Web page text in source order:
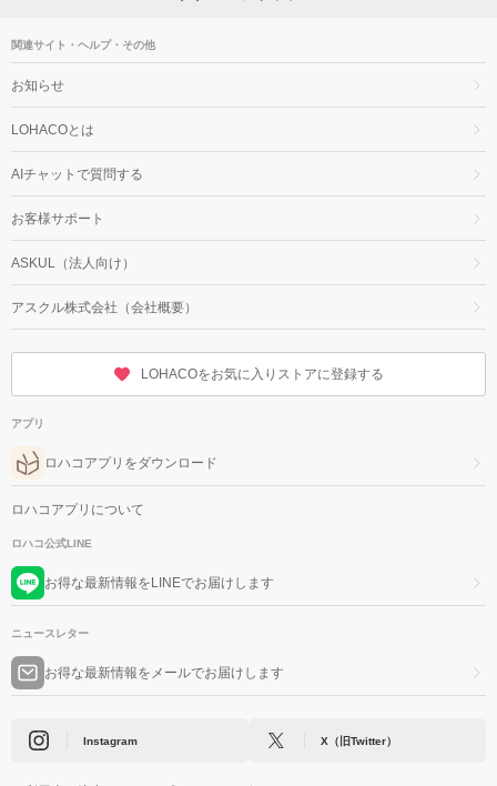
関連サイト・ヘルプ・その他
お知らせ
LOHACOとは
AIチャットで質問する
お客様サポート
ASKUL（法人向け）
アスクル株式会社（会社概要）
LOHACOをお気に入りストアに登録する
アプリ
ロハコアプリをダウンロード
ロハコアプリについて
ロハコ公式LINE
お得な最新情報をLINEでお届けします
ニュースレター
お得な最新情報をメールでお届けします
Instagram X（旧Twitter）